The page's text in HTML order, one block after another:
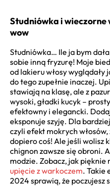
Studniówka i wieczorne
wow
Studniówka… Ile ja bym
sobie inną fryzurę! Moje
od lakieru włosy wyglądały
do tego zupełnie inaczej.
stawiają na klasę, ale z
wysoki, gładki kucyk –
efektowny i elegancki.
eksponuje szyję. Dla
czyli efekt mokrych
dopiero coś! Ale jeśli wolisz
chignon zawsze się obroni.
modzie. Zobacz, jak pięknie
upięcie z warkoczem. Takie
2024 sprawią, że poczujesz